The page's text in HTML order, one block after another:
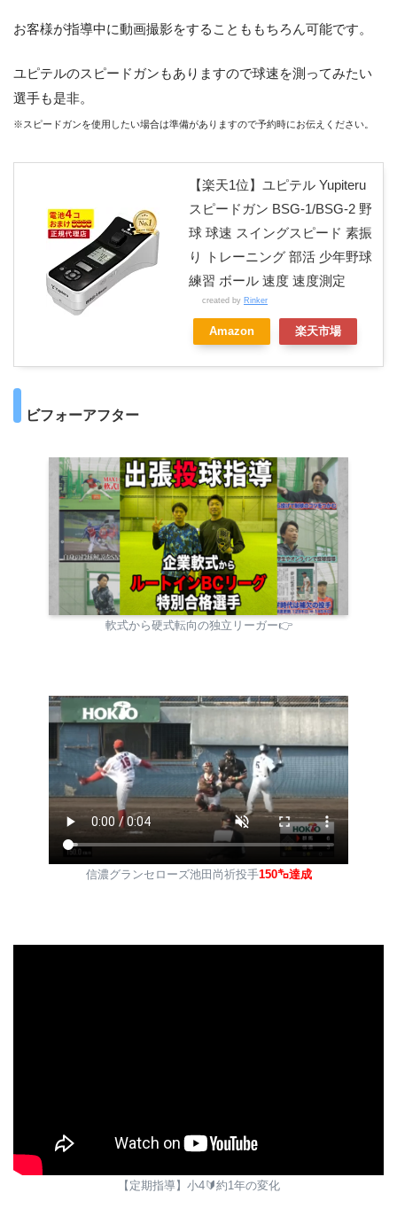
お客様が指導中に動画撮影をすることももちろん可能です。
ユピテルのスピードガンもありますので球速を測ってみたい
選手も是非。
※スピードガンを使用したい場合は準備がありますので予約時にお伝えください。
【楽天1位】ユピテル Yupiteru
スピードガン BSG-1/BSG-2 野
球 球速 スイングスピード 素振
り トレーニング 部活 少年野球
練習 ボール 速度 速度測定
created by Rinker
Amazon 楽天市場
ビフォーアフター
軟式から硬式転向の独立リーガー👉
信濃グランセローズ池田尚祈投手150㌔達成
【定期指導】小4🔰約1年の変化